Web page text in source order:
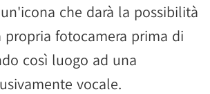
che darà la possibilità
propria fotocamera prima di
così luogo ad una
vocale.